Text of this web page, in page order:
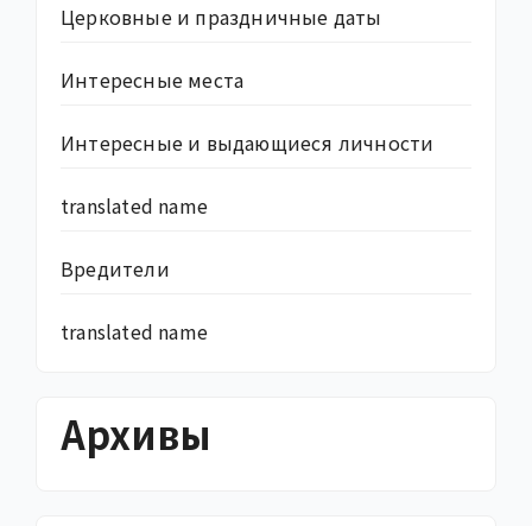
Церковные и праздничные даты
Интересные места
Интересные и выдающиеся личности
translated name
Вредители
translated name
Архивы